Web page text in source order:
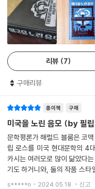
"어떻게 이 나라에서 이런 일이
이 나라를 맡게 되었을까? 내
다고 생각할 거야.”
--- p.274
그들이 유대인인 것은 그들이
다. 그들이 유대인인 것은 사실
들은 그 사실을 바꾸거나 부인
다.
--- p.307
나는 절대 역사에 발을 담그고
싶었다. 나는 고아가 되고 싶었
--- p.324
미국의 세계대전 참전에 반대
개적으로 비판하며 은연중에
지목한다.
필립 로스는 어느 책에서 몇몇
년 대통령 후보로 출마시키고
러자 우리가 알던 역사와 다른
나며 유대계 미국인의 삶은 위
가 극에 달하고 국민들은 극렬하
로스는 “그(린드버그)가 출마
않았”다고 말했다. 당시 미국
로 양분되다시피 했다. 반유대
는 기독교 지상주의를 설교했
리뷰 7
구매리뷰
종이책 구매
미국을 노린 음모 (by 필
문학평론가 해럴드 블룸은 코
립 로스를 미국 현대문학의 4
카시는 여러모로 많이 닮았다
기도 하거니와, 둘의 작품 스타
유태인이 아니었다면 좀더 코
s*****n 2024.05.18. 신고